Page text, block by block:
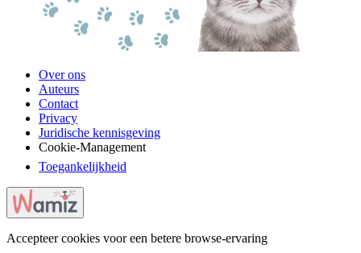
Over ons
Auteurs
Contact
Privacy
Juridische kennisgeving
Cookie-Management
Toegankelijkheid
Accepteer cookies voor een betere browse-ervaring